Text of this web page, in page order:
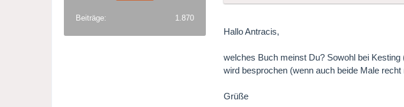
Beiträge 1.870
Hallo Antracis,
welches Buch meinst Du? Sowohl bei
wird besprochen (wenn auch beide Male recht
Grüße